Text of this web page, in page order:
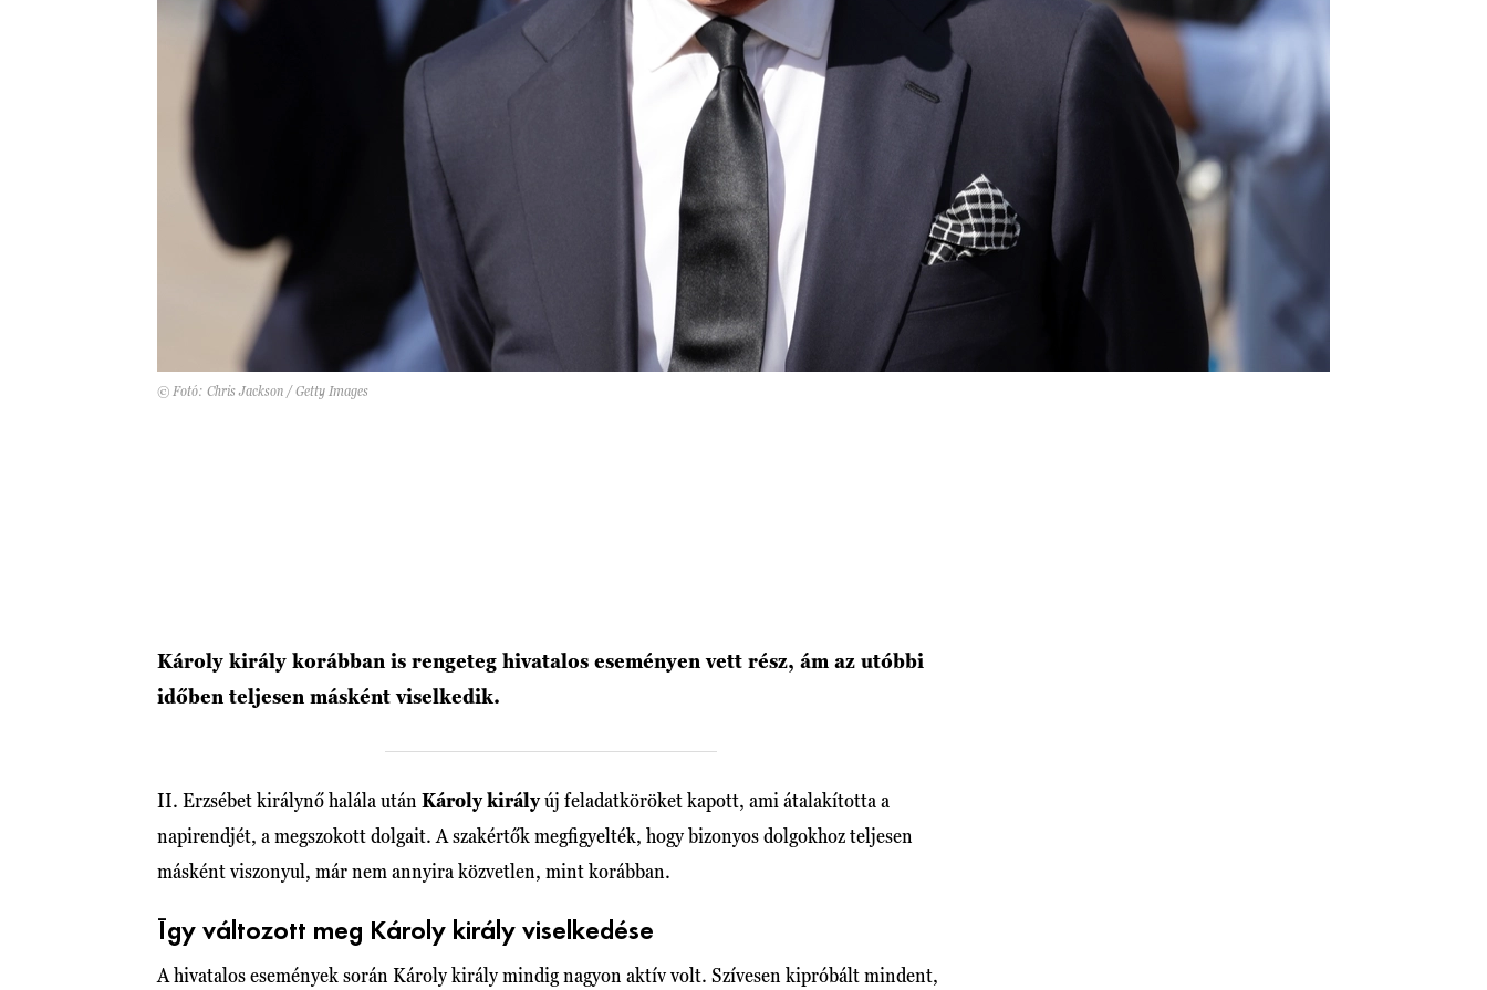
© Fotó: Chris Jackson / Getty Images
Károly király korábban is rengeteg hivatalos eseményen vett rész, ám az utóbbi
időben teljesen másként viselkedik.
II. Erzsébet királynő halála után Károly királyúj feladatköröket kapott, ami átalakította a
napirendjét, a megszokott dolgait. A szakértők megfigyelték, hogy bizonyos dolgokhoz teljesen
másként viszonyul, már nem annyira közvetlen, mint korábban.
Így változott meg Károly király viselkedése
A hivatalos események során Károly király mindig nagyon aktív volt. Szívesen kipróbált mindent,